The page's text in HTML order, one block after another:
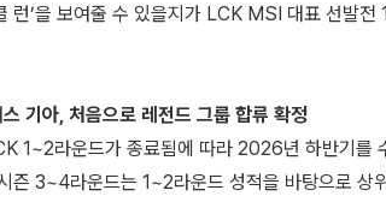
런’을 보여줄 수 있을지가 LCK MSI 대표 선발
기아, 처음으로 레전드 그룹 합류 확정
1~2라운드가 종료됨에 따라 2026년 하반기를
즌 3~4라운드는 1~2라운드 성적을 바탕으로 상